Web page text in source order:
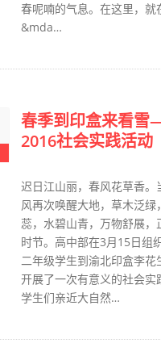
春呢喃的气息。在这里，
&mda…
春季到印盒来看雪
2016社会实践活动
迟日江山丽，春风花草香。
风再次唤醒大地，草木泛绿
蕊，水碧山青，万物舒展，
时节。高中部在3月15日组
二年级学生到渝北印盒李花
开展了一次有意义的社会实
学生们亲近大自然…